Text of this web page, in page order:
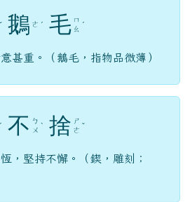
ˇ 鵝 ㄜ ˊ 毛 ㄇ
ㄠ ˊ
甚重。（鵝毛，指物品微薄）
ˊ 不 ㄅ
ㄨ ˋ 捨 ㄕ
ㄜ ˇ
，堅持不懈。（鍥，雕刻；